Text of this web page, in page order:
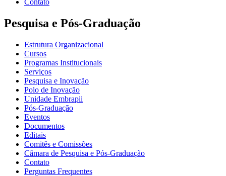
Pesquisa e Pós-Graduação
Estrutura Organizacional
Cursos
Programas Institucionais
Serviços
Pesquisa e Inovação
Polo de Inovação
Unidade Embrapii
Pós-Graduação
Eventos
Documentos
Editais
Comitês e Comissões
Câmara de Pesquisa e Pós-Graduação
Contato
Perguntas Frequentes